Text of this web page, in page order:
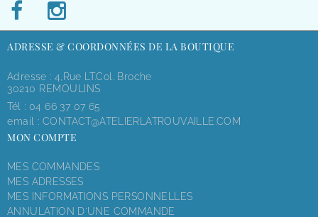
ADRESSE & COORDONNÉES DE LA BOUTIQUE
Adresse : 4,rue LT.Col. Broche
30210 REMOULINS
Tél : 04 66 37 07 65
email : CONTACT@ATELIERLATROUVAILLE.COM
MON COMPTE
MES COMMANDES
MES ADRESSES
MES INFORMATIONS PERSONNELLES
ANNULATION D'UNE COMMANDE